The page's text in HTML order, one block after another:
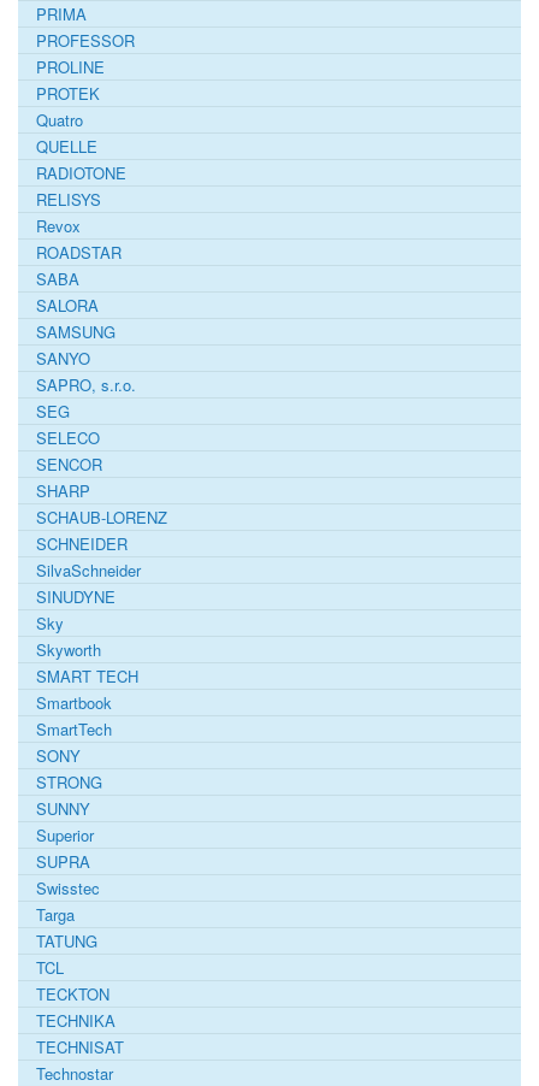
PRIMA
PROFESSOR
PROLINE
PROTEK
Quatro
QUELLE
RADIOTONE
RELISYS
Revox
ROADSTAR
SABA
SALORA
SAMSUNG
SANYO
SAPRO, s.r.o.
SEG
SELECO
SENCOR
SHARP
SCHAUB-LORENZ
SCHNEIDER
SilvaSchneider
SINUDYNE
Sky
Skyworth
SMART TECH
Smartbook
SmartTech
SONY
STRONG
SUNNY
Superior
SUPRA
Swisstec
Targa
TATUNG
TCL
TECKTON
TECHNIKA
TECHNISAT
Technostar